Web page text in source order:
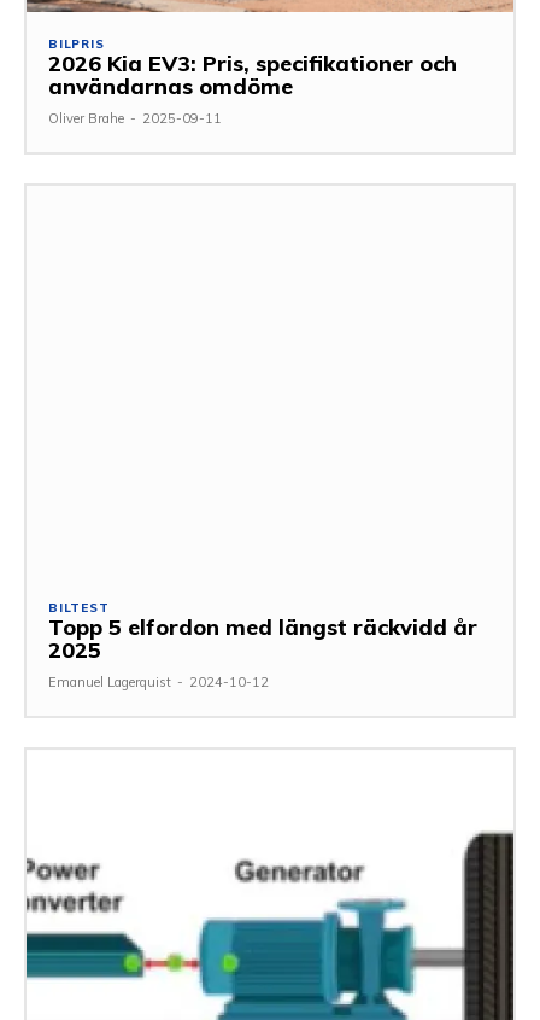
BILPRIS
2026 Kia EV3: Pris, specifikationer och
användarnas omdöme
Oliver Brahe - 2025-09-11
BILTEST
Topp 5 elfordon med längst räckvidd år
2025
Emanuel Lagerquist - 2024-10-12